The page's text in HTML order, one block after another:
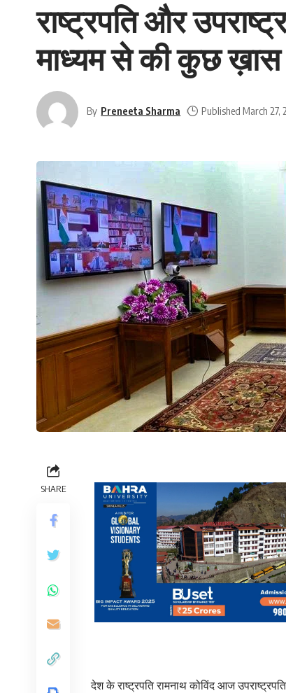
राष्ट्रपति और
माध्यम से की कुछ ख़ास
By Preneeta Sharma Published March 27,
SHARE
देश के राष्ट्रपति रामनाथ कोविंद आज